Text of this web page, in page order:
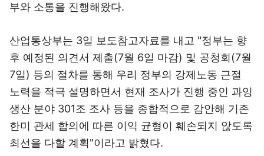
부와 소통을 진행해왔다.
산업통상부는 3일 보도참고자료를 내고 "정부는 향
후 예정된 의견서 제출(7월 6일 마감) 및 공청회(7월
7일) 등의 절차를 통해 우리 정부의 강제노동 근절
노력을 적극 설명하면서 현재 조사가 진행 중인 과잉
생산 분야 301조 조사 등을 종합적으로 감안해 기존
한미 관세 합의에 따른 이익 균형이 훼손되지 않도록
최선을 다할 계획"이라고 밝혔다.